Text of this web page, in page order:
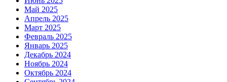
Май 2025
Апрель 2025
Март 2025
Февраль 2025
Январь 2025
Декабрь 2024
Ноябрь 2024
Октябрь 2024